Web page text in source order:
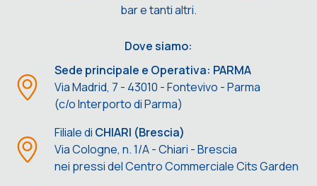
bar e tanti altri.
Dove siamo:
Sede principale e Operativa: PARMA
Via Madrid, 7 - 43010 - Fontevivo - Parma
(c/o Interporto di Parma)
Filiale di CHIARI (Brescia)
Via Cologne, n. 1/A - Chiari - Brescia
nei pressi del Centro Commerciale Cits Garden